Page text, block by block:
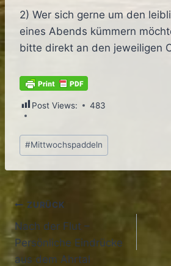
2) Wer sich gerne um den
eines Abends kümmern
bitte direkt an den jeweiligen
Post Views: 483
Schlagworte:
#Mittwochspaddeln
Beitragsnavigation
ZURÜCK
Nach der Flut –
Persönliche Eindrücke
aus dem Ahrtal